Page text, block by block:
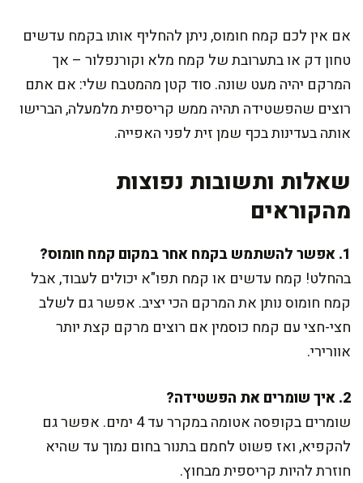
אם אין לכם קמח חומוס, ניתן להחליף אותו בקמח עדשים
טחון דק או בתערובת של קמח מלא וקורנפלור – אך
המרקם יהיה מעט שונה. סוד קטן מהמטבח שלי: אם אתם
רוצים שהפשטידה תהיה ממש קריספית מלמעלה, הברישו
אותה בעדינות בכף שמן זית לפני האפייה.
שאלות ותשובות נפוצות
מהקוראים
1. אפשר להשתמש בקמח אחר במקום קמח חומוס?
בהחלט! קמח עדשים או קמח תפו"א יכולים לעבוד, אבל
קמח חומוס נותן את המרקם הכי יציב. אפשר גם לשלב
חצי-חצי עם קמח כוסמין אם רוצים מרקם קצת יותר
אוורירי.
2. איך שומרים את הפשטידה?
שומרים בקופסה אטומה במקרר עד 4 ימים. אפשר גם
להקפיא, ואז פשוט לחמם בתנור בחום נמוך עד שהיא
חוזרת להיות קריספית מבחוץ.